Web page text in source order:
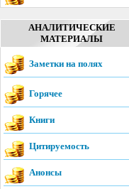
АНАЛИТИЧЕСКИЕ
МАТЕРИАЛЫ
Заметки на полях
Горячее
Книги
Цитируемость
Анонсы